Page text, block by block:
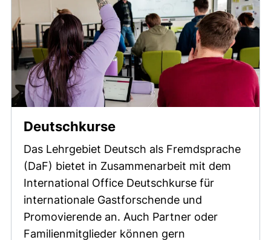
Deutschkurse
Das Lehrgebiet Deutsch als Fremdsprache
(DaF) bietet in Zusammenarbeit mit dem
International Office Deutschkurse für
internationale Gastforschende und
Promovierende an. Auch Partner oder
Familienmitglieder können gern